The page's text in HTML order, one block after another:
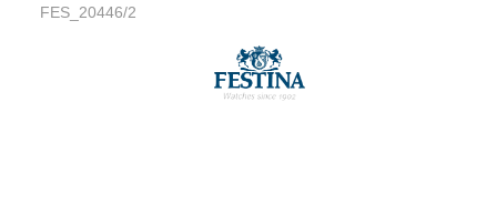
FES_20446/2
Značka:Festina